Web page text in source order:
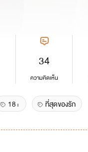
34
ความคิดเห็น
18+ ที่สุดของรัก